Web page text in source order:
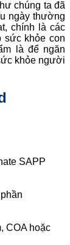
chúng ta đã
ngày thường
chính là các
sức khỏe con
là để ngăn
khỏe người
SAPP
COA hoặc